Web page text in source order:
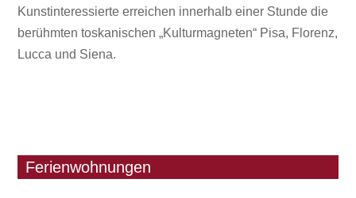
Kunstinteressierte erreichen innerhalb einer Stunde die
berühmten toskanischen „Kulturmagneten“ Pisa, Florenz,
Lucca und Siena.
Ferienwohnungen